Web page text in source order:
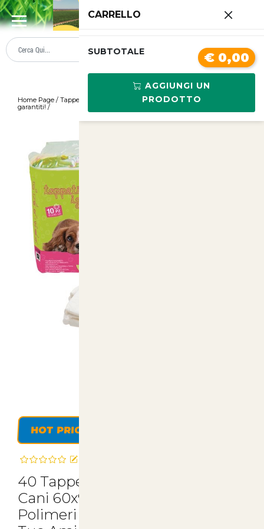
Home Page / Tappetini assorbenti per cani 60x90 - Comfort e igiene
garantiti! /
HOT PRICE
40 Tappetini Assorbenti per
Cani 60x90 con Adesivi e
Polimeri - Comfort e Igiene per il
CARRELLO
SUBTOTALE € 0,00
AGGIUNGI UN
PRODOTTO